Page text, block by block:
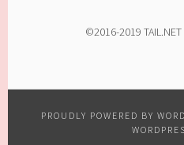
©2016-2019 TAIL.NET
PROUDLY POWERED BY